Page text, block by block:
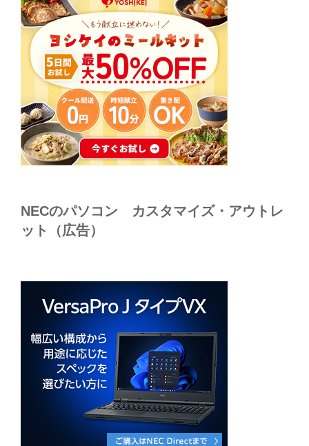
NECのパソコン カスタマイズ・アウトレ
ット（広告）